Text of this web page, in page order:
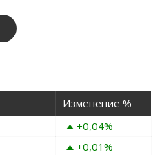
Изменение %
+0,04%
+0,01%